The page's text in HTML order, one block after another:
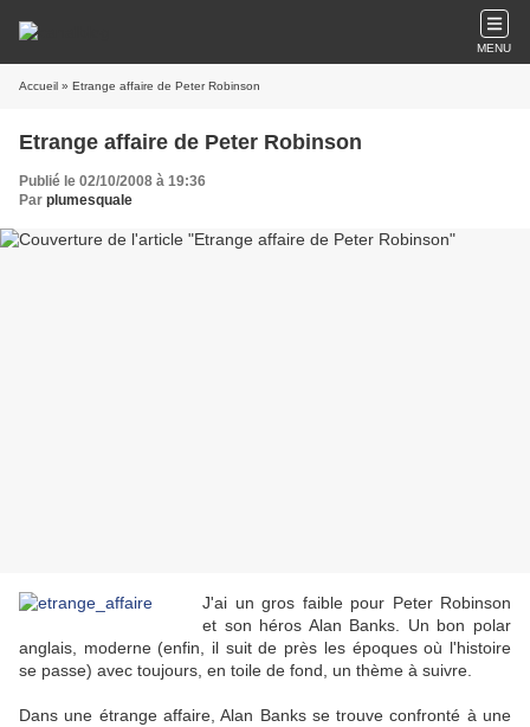
MENU
Accueil » Etrange affaire de Peter Robinson
Etrange affaire de Peter Robinson
Publié le 02/10/2008 à 19:36
Par plumesquale
J'ai un gros faible pour Peter Robinson
et son héros Alan Banks. Un bon polar
anglais, moderne (enfin, il suit de près les époques où l'histoire
se passe) avec toujours, en toile de fond, un thème à suivre.
Dans une étrange affaire, Alan Banks se trouve confronté à une